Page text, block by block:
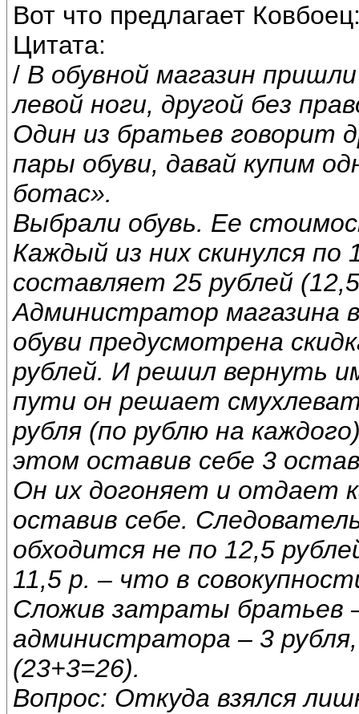
Вот что предлагает
Цитата:
/ В обувной магазин
левой ноги, другой без
Один из братьев говорит
пары обуви, давай купим
ботас».
Выбрали обувь. Ее
Каждый из них скинулся по
составляет 25 рублей
Администратор магазина
обуви предусмотрена
рублей. И решил вернуть
пути он решает
рубля (по рублю на
этом оставив себе 3
Он их догоняет и отдает
оставив себе.
обходится не по 12,5
11,5 р. – что в
Сложив затраты братьев
администратора – 3
(23+3=26).
Вопрос: Откуда взялся